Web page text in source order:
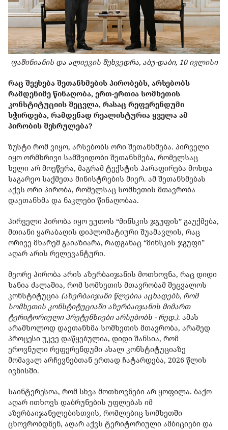
ფაშინიანის და ალიევის შეხვედრა, აბუ-დაბი, 10 ივლისი
რაც შეეხება შეთანხმების პირობებს, არსებობს
რამდენიმე წინაღობა, ერთ-ერთია სომხეთის
კონსტიტუციის შეცვლა, რასაც რეფერენდუმი
სჭირდება, რამდენად რეალისტურია ყველა ამ
პირობის შესრულება?
ზუსტი რომ ვიყო, არსებობს ორი შეთანხმება. პირველი
იყო ორმხრივი სამშვიდობი შეთანხმება, რომელსაც
ხელი არ მოეწერა, მაგრამ ტექსტის პარაფირება მოხდა
საგარეო საქმეთა მინისტრების მიერ. ამ შეთანხმებას
აქვს ორი პირობა, რომელსაც სომხეთის მთავრობა
დაეთანხმა და ნაკლები წინაღობაა.
პირველი პირობა იყო ეუთოს “მინსკის ჯგუფის” გაუქმება,
მთიანი ყარაბაღის დიპლომატიური შუამავლის, რაც
ორივე მხარემ გაიაზიარა, რადგანაც “მინსკის ჯგუფი”
აღარ არის რელევანტური.
მეორე პირობა არის აზერბაიჯანის მოთხოვნა, რაც დიდი
ხანია ძალაშია, რომ სომხეთის მთავრობამ შეცვალოს
კონსტიტუცია (აზერბაიჯანი წლებია აცხადებს, რომ
სომხეთის კონსტიტუციაში აზერბაიჯანის მიმართ
ტერიტორიული პრეტენზიები არსებობს - რედ.). ამას
არამხოლოდ დაეთანხმა სომხეთის მთავრობა, არამედ
პროცესი უკვე დაწყებულია, დიდი შანსია, რომ
ეროვნული რეფერენდუმი ახალ კონსტიტუციაზე
მომავალ არჩევნებთან ერთად ჩატარდება, 2026 წლის
ივნისში.
საინტერესოა, რომ სხვა მოთხოვნები არ ყოფილა. ბაქო
აღარ ითხოვს დაბრუნების უფლებას იმ
აზერბაიჯანელებისთვის, რომლებიც სომხეთში
ცხოვრობდნენ, აღარ აქვს ტერიტორიული ამბიციები და